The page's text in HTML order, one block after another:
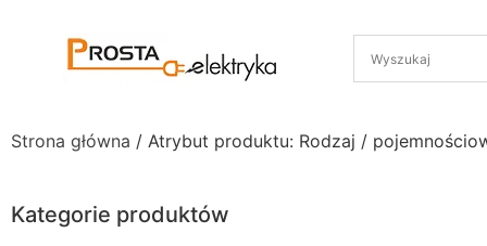
Strona główna / Atrybut produktu: Rodzaj /
Kategorie produktów